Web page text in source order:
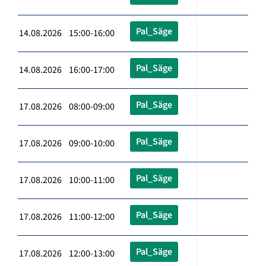
14.08.2026 15:00-16:00 Pal_Säge
14.08.2026 16:00-17:00 Pal_Säge
17.08.2026 08:00-09:00 Pal_Säge
17.08.2026 09:00-10:00 Pal_Säge
17.08.2026 10:00-11:00 Pal_Säge
17.08.2026 11:00-12:00 Pal_Säge
17.08.2026 12:00-13:00 Pal_Säge